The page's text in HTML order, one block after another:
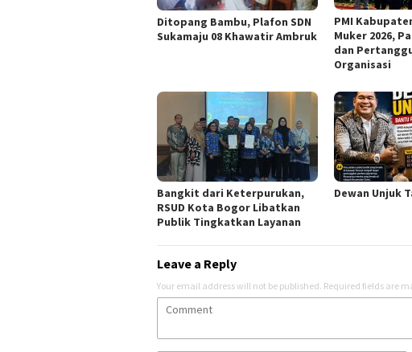
Ditopang Bambu, Plafon SDN
Sukamaju 08 Khawatir Ambruk
PMI
Muker 2026,
dan
Organisasi
Bangkit dari Keterpurukan,
RSUD Kota Bogor Libatkan
Publik Tingkatkan Layanan
Dewan Unjuk
Leave a Reply
Your email address will not be published. Required fields are